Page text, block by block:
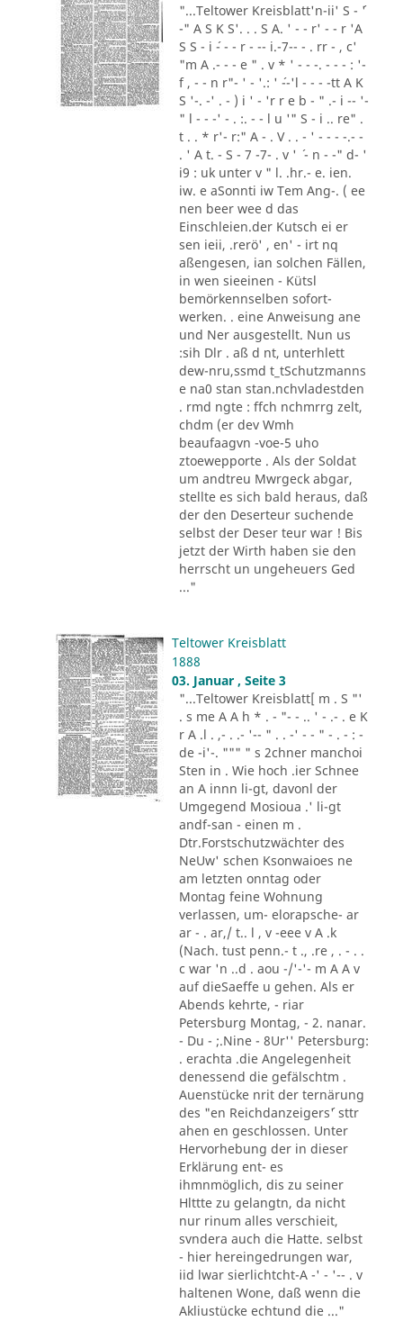
"...Teltower Kreisblatt'n-ii' S - ´'
-" A S K S'. . . S A. ' - - r' - - r 'A
S S - i ´- - - r - -- i.-7-- - . rr - , c'
"m A .- - - e " . v * ' - - -. - - - : '-
f , - - n r"- ' - '.: ' ´--'l - - - -tt A K
S '-. -' . - ) i ' - 'r r e b - " .- i -- '-
" l - - -' - . :. - - l u '" S - i .. re" .
t . . * r'- r:" A - . V . . - ' - - - -.- -
. ' A t. - S - 7 -7- . v ' ´ - n - -" d- '
i9 : uk unter v " l. .hr.- e. ien.
iw. e aSonnti iw Tem Ang-. ( ee
nen beer wee d das
Einschleien.der Kutsch ei er
sen ieii, .rerö' , en' - irt nq
aßengesen, ian solchen Fällen,
in wen sieeinen - Kütsl
bemörkennselben sofort-
werken. . eine Anweisung ane
und Ner ausgestellt. Nun us
:sih Dlr . aß d nt, unterhlett
dew-nru,ssmd t_tSchutzmanns
e na0 stan stan.nchvladestden
. rmd ngte : ffch nchmrrg zelt,
chdm (er dev Wmh
beaufaagvn -voe-5 uho
ztoewepporte . Als der Soldat
um andtreu Mwrgeck abgar,
stellte es sich bald heraus, daß
der den Deserteur suchende
selbst der Deser teur war ! Bis
jetzt der Wirth haben sie den
herrscht un ungeheuers Ged
..."
Teltower Kreisblatt
1888
03. Januar , Seite 3
"...Teltower Kreisblatt[ m . S "'
. s me A A h * . - "- - .. ' - .- . e K
r A .l . ,- . .- '-- " . . -' - - " - . - : -
de -i'-. """ " s 2chner manchoi
Sten in . Wie hoch .ier Schnee
an A innn li-gt, davonl der
Umgegend Mosioua .' li-gt
andf-san - einen m .
Dtr.Forstschutzwächter des
NeUw' schen Ksonwaioes ne
am letzten onntag oder
Montag feine Wohnung
verlassen, um- elorapsche- ar
ar - . ar,/ t.. l , v -eee v A .k
(Nach. tust penn.- t ., .re , . - . .
c war 'n ..d . aou -/'-'- m A A v
auf dieSaeffe u gehen. Als er
Abends kehrte, - riar
Petersburg Montag, - 2. nanar.
- Du - ;.Nine - 8Ur'' Petersburg:
. erachta .die Angelegenheit
denessend die gefälschtm .
Auenstücke nrit der ternärung
des "en Reichdanzeigers´' sttr
ahen en geschlossen. Unter
Hervorhebung der in dieser
Erklärung ent- es
ihmnmöglich, dis zu seiner
Hlttte zu gelangtn, da nicht
nur rinum alles verschieit,
svndera auch die Hatte. selbst
- hier hereingedrungen war,
iid lwar sierlichtcht-A -' - '-- . v
haltenen Wone, daß wenn die
Akliustücke echtund die ..."